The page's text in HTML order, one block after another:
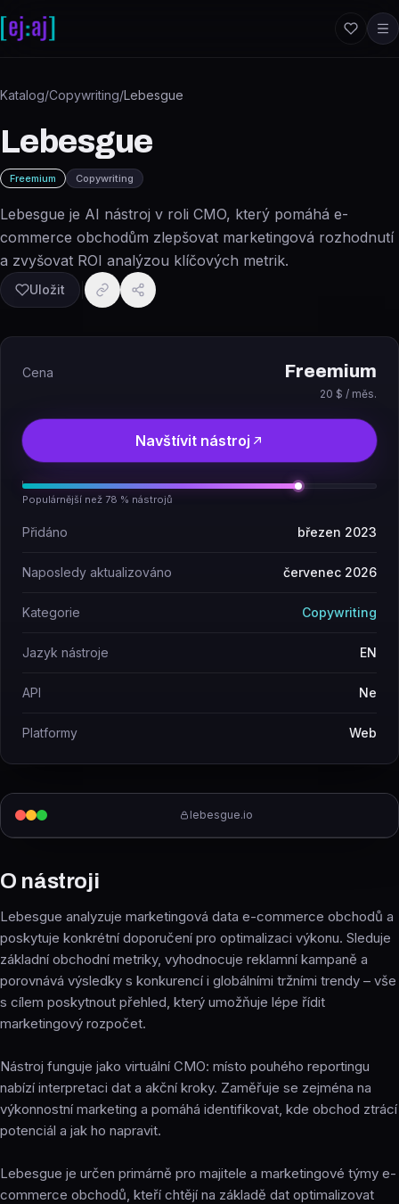
Katalog/Copywriting/Lebesgue
Lebesgue
Freemium Copywriting
Lebesgue je AI nástroj v roli CMO, který pomáhá e-
commerce obchodům zlepšovat marketingová rozhodnutí
a zvyšovat ROI analýzou klíčových metrik.
Uložit
lebesgue.io
O nástroji
Lebesgue analyzuje marketingová data e-commerce obchodů a
poskytuje konkrétní doporučení pro optimalizaci výkonu. Sleduje
základní obchodní metriky, vyhodnocuje reklamní kampaně a
porovnává výsledky s konkurencí i globálními tržními trendy – vše
s cílem poskytnout přehled, který umožňuje lépe řídit
marketingový rozpočet.
Nástroj funguje jako virtuální CMO: místo pouhého reportingu
nabízí interpretaci dat a akční kroky. Zaměřuje se zejména na
výkonnostní marketing a pomáhá identifikovat, kde obchod ztrácí
potenciál a jak ho napravit.
Lebesgue je určen primárně pro majitele a marketingové týmy e-
commerce obchodů, kteří chtějí na základě dat optimalizovat
Cena Freemium
20 $ / měs.
Navštívit nástroj
Populárnější než 78 % nástrojů
Přidáno březen 2023
Naposledy aktualizováno červenec 2026
Kategorie Copywriting
Jazyk nástroje EN
API Ne
Platformy Web